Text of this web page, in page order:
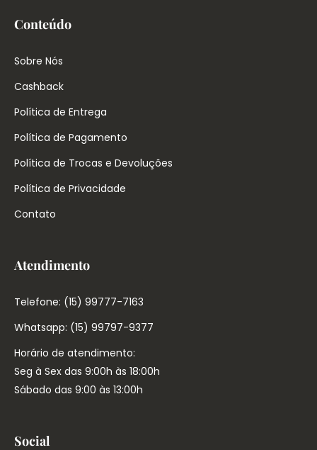
Conteúdo
Sobre Nós
Cashback
Política de Entrega
Política de Pagamento
Política de Trocas e Devoluções
Política de Privacidade
Contato
Atendimento
Telefone: (15) 99777-7163
Whatsapp: (15) 99797-9377
Horário de atendimento:
Seg à Sex das 9:00h às 18:00h
Sábado das 9:00 às 13:00h
Social